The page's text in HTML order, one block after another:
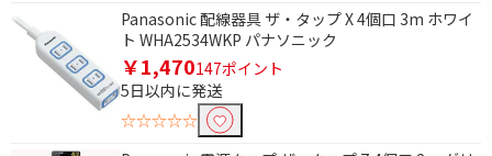
Panasonic 配線器具 ザ・タップ X 4個口 3m ホワイ
ト WHA2534WKP パナソニック
￥1,470147ポイント
5日以内に発送
☆☆☆☆☆
3個口
4個口
6個口
種類で絞り込む